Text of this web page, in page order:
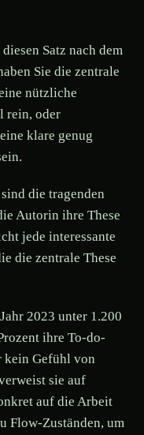
Satz nach dem
Sie die zentrale
nützliche
rein, oder
klare genug
die tragenden
Autorin ihre These
jede interessante
die zentrale These
2023 unter 1.200
ihre To-do-
kein Gefühl von
sie auf
auf die Arbeit
Flow-Zuständen, um